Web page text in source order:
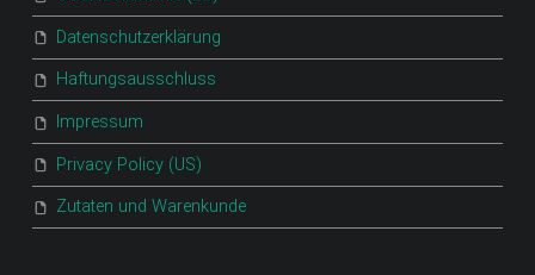
Datenschutzerklärung
Haftungsausschluss
Impressum
Privacy Policy (US)
Zutaten und Warenkunde